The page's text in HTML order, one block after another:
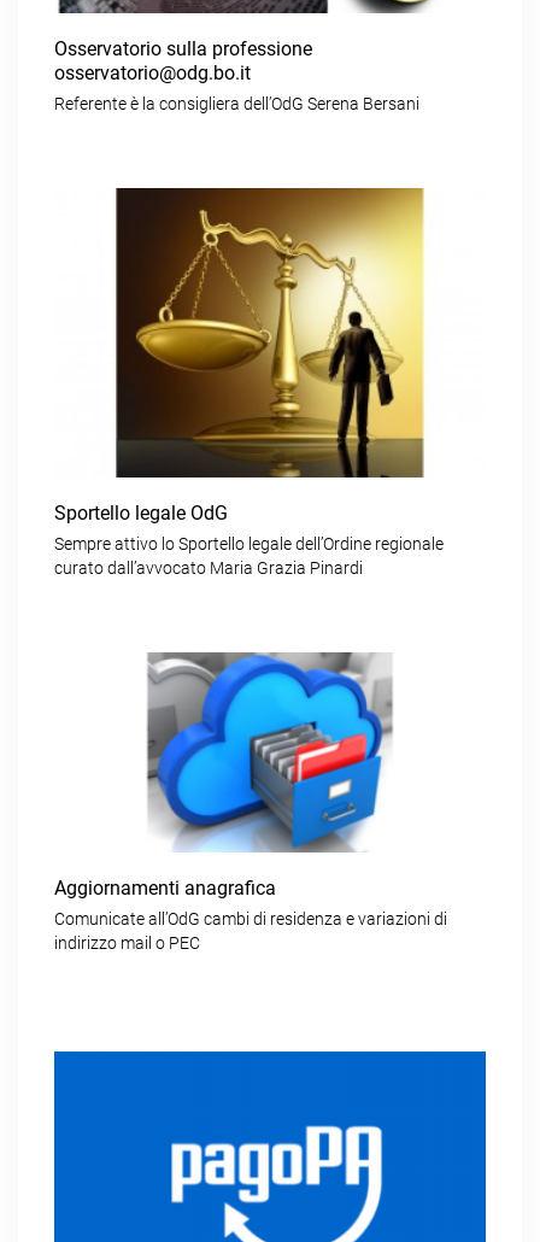
Osservatorio sulla professione
osservatorio@odg.bo.it
Referente è la consigliera dell’OdG Serena Bersani
Sportello legale OdG
Sempre attivo lo Sportello legale dell’Ordine regionale
curato dall’avvocato Maria Grazia Pinardi
Aggiornamenti anagrafica
Comunicate all’OdG cambi di residenza e variazioni di
indirizzo mail o PEC